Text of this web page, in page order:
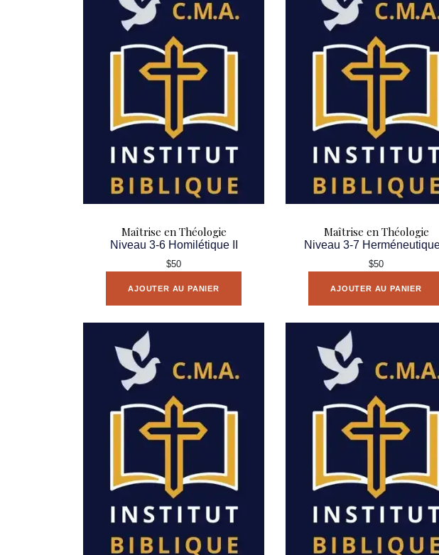
Maîtrise en Théologie
Niveau 3-6 Homilétique II
$50
AJOUTER AU PANIER
Maîtrise en Théologie
Niveau 3-7 Herméneutique
$50
AJOUTER AU PANIER